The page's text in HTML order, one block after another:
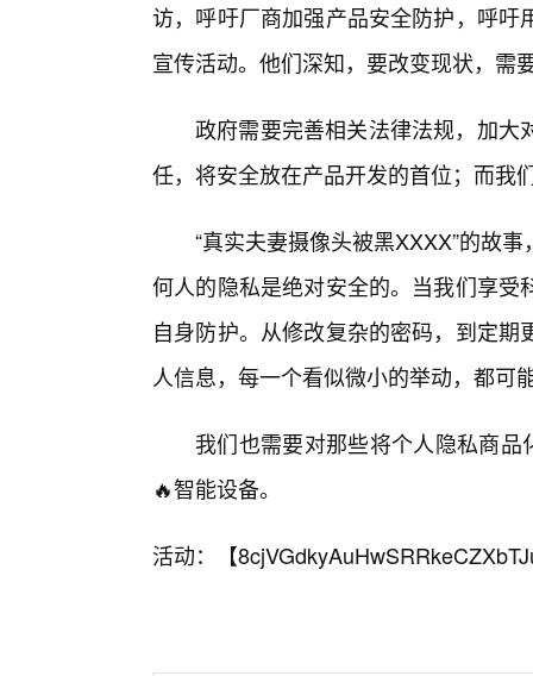
访，呼吁厂商加强产品安全防护，呼
宣传活动。他们深知，要改变现状，需
政府需要完善相关法律法规，加大
任，将安全放在产品开发的首位；而我
“真实夫妻摄像头被黑XXXX”的故
何人的隐私是绝对安全的。当我们享
自身防护。从修改复杂的密码，到定
人信息，每一个看似微小的举动，都可
我们也需要对那些将个人隐私商
🔥智能设备。
活动：【